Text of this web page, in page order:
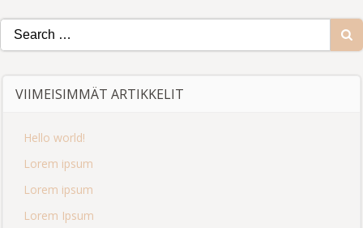
Search
for:
VIIMEISIMMÄT ARTIKKELIT
Hello world!
Lorem ipsum
Lorem ipsum
Lorem Ipsum